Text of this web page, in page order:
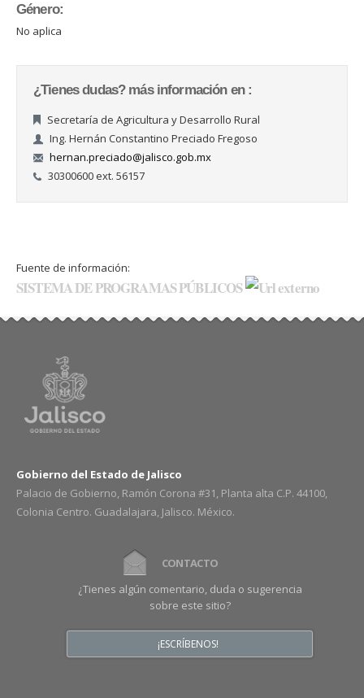
Género:
No aplica
¿Tienes dudas? más información en :
Secretaría de Agricultura y Desarrollo Rural
Ing. Hernán Constantino Preciado Fregoso
hernan.preciado@jalisco.gob.mx
30300600 ext. 56157
Fuente de información:
SISTEMA DE PROGRAMAS PÚBLICOS
Gobierno del Estado de Jalisco
Palacio de Gobierno, Ramón Corona #31, Planta alta C.P. 44100,
Colonia Centro. Guadalajara, Jalisco. México.
CONTACTO
¿Tienes algún comentario, duda o sugerencia
sobre este sitio?
¡ESCRÍBENOS!